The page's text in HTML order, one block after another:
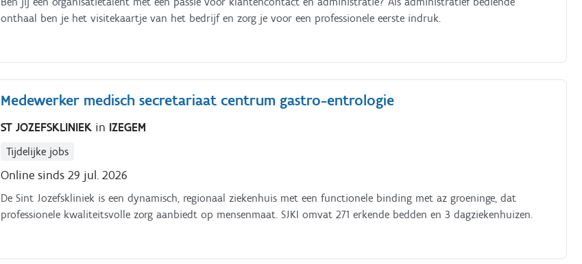
onthaal ben je het visitekaartje van het bedrijf en zorg je voor een professionele eerste indruk.
Medewerker medisch secretariaat centrum gastro-entrologie
ST JOZEFSKLINIEK in IZEGEM
Tijdelijke jobs
Online sinds 29 jul. 2026
De Sint Jozefskliniek is een dynamisch, regionaal ziekenhuis met een functionele binding met az groeninge, dat
professionele kwaliteitsvolle zorg aanbiedt op mensenmaat. SJKI omvat 271 erkende bedden en 3 dagziekenhuizen.